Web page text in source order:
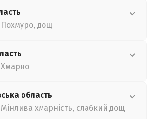
Похмуро, дощ
Хмарно
область
Мінлива хмарність, слабкий дощ